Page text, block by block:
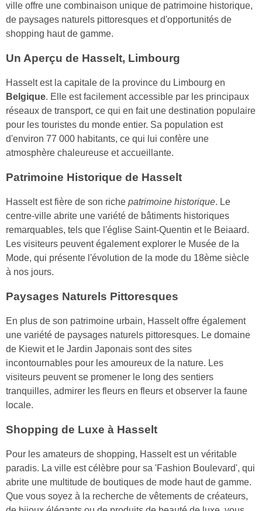
ville offre une combinaison unique de patrimoine historique,
de paysages naturels pittoresques et d'opportunités de
shopping haut de gamme.
Un Aperçu de Hasselt, Limbourg
Hasselt est la capitale de la province du Limbourg en
Belgique. Elle est facilement accessible par les principaux
réseaux de transport, ce qui en fait une destination populaire
pour les touristes du monde entier. Sa population est
d'environ 77 000 habitants, ce qui lui confère une
atmosphère chaleureuse et accueillante.
Patrimoine Historique de Hasselt
Hasselt est fière de son riche patrimoine historique. Le
centre-ville abrite une variété de bâtiments historiques
remarquables, tels que l'église Saint-Quentin et le Beiaard.
Les visiteurs peuvent également explorer le Musée de la
Mode, qui présente l'évolution de la mode du 18ème siècle
à nos jours.
Paysages Naturels Pittoresques
En plus de son patrimoine urbain, Hasselt offre également
une variété de paysages naturels pittoresques. Le domaine
de Kiewit et le Jardin Japonais sont des sites
incontournables pour les amoureux de la nature. Les
visiteurs peuvent se promener le long des sentiers
tranquilles, admirer les fleurs en fleurs et observer la faune
locale.
Shopping de Luxe à Hasselt
Pour les amateurs de shopping, Hasselt est un véritable
paradis. La ville est célèbre pour sa 'Fashion Boulevard', qui
abrite une multitude de boutiques de mode haut de gamme.
Que vous soyez à la recherche de vêtements de créateurs,